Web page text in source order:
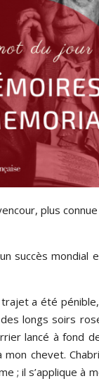
plus
succès
a été
longs soirs
lancé à
chevet.
; il s’applique à